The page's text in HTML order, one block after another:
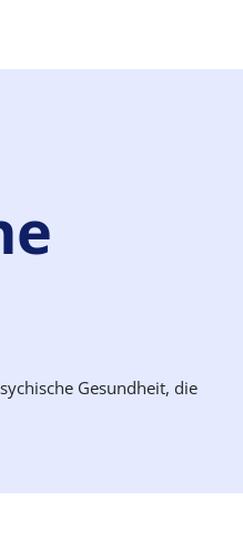
Gesundheit, die